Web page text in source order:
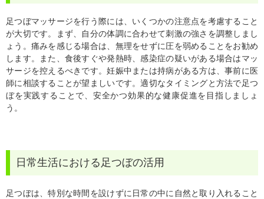
足つぼマッサージを行う際には、いくつかの注意点を考慮すること
が大切です。まず、自分の体調に合わせて刺激の強さを調整しまし
ょう。痛みを感じる場合は、無理をせずに圧を弱めることをお勧め
します。また、食後すぐや発熱時、感染症の疑いがある場合はマッ
サージを控えるべきです。妊娠中または持病がある方は、事前に医
師に相談することが望ましいです。適切なタイミングと方法で足つ
ぼを実践することで、安全かつ効果的な健康促進を目指しましょ
う。
日常生活における足つぼの活用
足つぼは、特別な時間を設けずに日常の中に自然と取り入れること